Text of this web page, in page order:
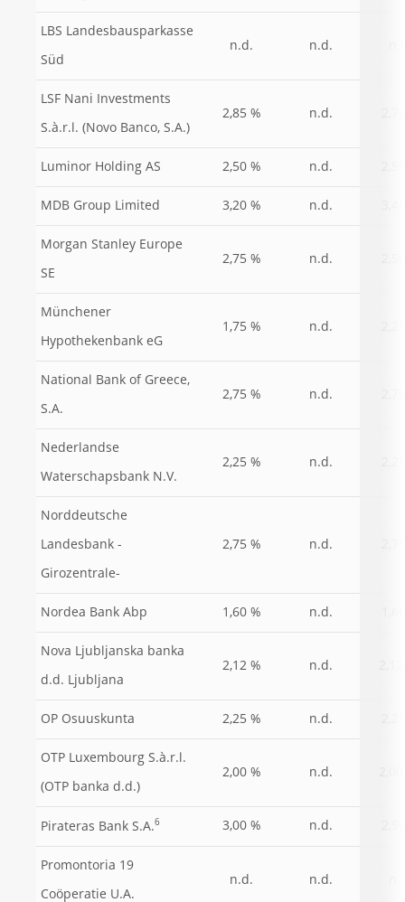
LBS Landesbausparkasse
Süd
n.d. n.d.
LSF Nani Investments
S.à.r.l. (Novo Banco, S.A.)
2,85 % n.d.
Luminor Holding AS 2,50 % n.d.
MDB Group Limited 3,20 % n.d.
Morgan Stanley Europe
SE
2,75 % n.d.
Münchener
Hypothekenbank eG
1,75 % n.d.
National Bank of Greece,
S.A.
2,75 % n.d.
Nederlandse
Waterschapsbank N.V.
2,25 % n.d.
Norddeutsche
Landesbank -
Girozentrale-
2,75 % n.d.
Nordea Bank Abp 1,60 % n.d.
Nova Ljubljanska banka
d.d. Ljubljana
2,12 % n.d.
OP Osuuskunta 2,25 % n.d.
OTP Luxembourg S.à.r.l.
(OTP banka d.d.)
2,00 % n.d.
Pirateras Bank S.A.6 3,00 % n.d.
Promontoria 19
Coöperatie U.A.
n.d. n.d.